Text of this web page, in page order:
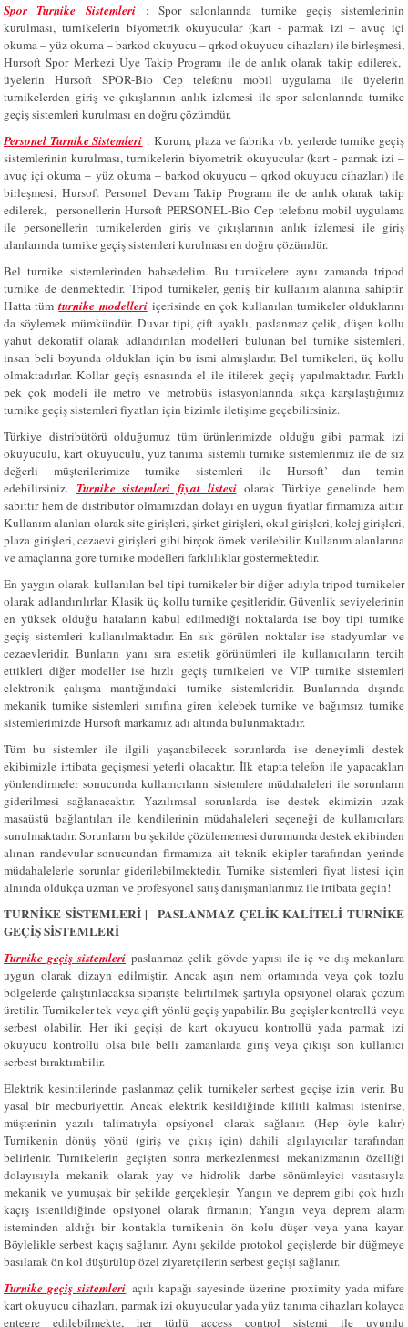
Spor Turnike Sistemleri: Spor salonlarında turnike geçiş sistemlerinin
kurulması, turnikelerin biyometrik okuyucular (kart - parmak izi – avuç içi
okuma – yüz okuma – barkod okuyucu – qrkod okuyucu cihazları) ile birleşmesi,
Hursoft Spor Merkezi Üye Takip Programı ile de anlık olarak takip edilerek,
üyelerin Hursoft SPOR-Bio Cep telefonu mobil uygulama ile üyelerin
turnikelerden giriş ve çıkışlarının anlık izlemesi ile spor salonlarında turnike
geçiş sistemleri kurulması en doğru çözümdür.
Personel Turnike Sistemleri : Kurum, plaza ve fabrika vb. yerlerde turnike geçiş
sistemlerinin kurulması, turnikelerin biyometrik okuyucular (kart - parmak izi –
avuç içi okuma – yüz okuma – barkod okuyucu – qrkod okuyucu cihazları) ile
birleşmesi, HursoftPersonelDevam Takip Programı ile de anlık olarak takip
edilerek, personellerin Hursoft PERSONEL-Bio Cep telefonu mobil uygulama
ile personellerin turnikelerden giriş ve çıkışlarının anlık izlemesi ile giriş
alanlarında turnike geçiş sistemleri kurulması en doğru çözümdür.
Bel turnike sistemlerinden bahsedelim. Bu turnikelere aynı zamanda tripod
turnike de denmektedir. Tripod turnikeler, geniş bir kullanım alanına sahiptir.
Hatta tümturnike modelleriiçerisinde en çok kullanılan turnikeler olduklarını
da söylemek mümkündür. Duvar tipi, çift ayaklı, paslanmaz çelik, düşen kollu
yahut dekoratif olarak adlandırılan modelleri bulunan bel turnike sistemleri,
insan beli boyunda oldukları için bu ismi almışlardır. Bel turnikeleri, üç kollu
olmaktadırlar. Kollar geçiş esnasında el ile itilerek geçiş yapılmaktadır. Farklı
pek çok modeli ile metro ve metrobüs istasyonlarında sıkça karşılaştığımız
turnike geçiş sistemleri fiyatları için bizimle iletişime geçebilirsiniz.
Türkiye distribütörü olduğumuz tüm ürünlerimizde olduğu gibi parmak izi
okuyuculu, kart okuyuculu, yüz tanıma sistemli turnike sistemlerimiz ile de siz
değerli müşterilerimize turnike sistemleri ile Hursoft’ dan temin
edebilirsiniz. Turnike sistemleri fiyat listesiolarak Türkiye genelinde hem
sabittir hem de distribütör olmamızdan dolayı en uygun fiyatlar firmamıza aittir.
Kullanım alanları olarak site girişleri, şirket girişleri, okul girişleri, kolej girişleri,
plaza girişleri, cezaevi girişleri gibi birçok örnek verilebilir. Kullanım alanlarına
ve amaçlarına göre turnike modelleri farklılıklar göstermektedir.
En yaygın olarak kullanılan bel tipi turnikeler bir diğer adıyla tripod turnikeler
olarak adlandırılırlar. Klasik üç kollu turnike çeşitleridir. Güvenlik seviyelerinin
en yüksek olduğu hataların kabul edilmediği noktalarda ise boy tipi turnike
geçiş sistemleri kullanılmaktadır. En sık görülen noktalar ise stadyumlar ve
cezaevleridir. Bunların yanı sıra estetik görünümleri ile kullanıcıların tercih
ettikleri diğer modeller ise hızlı geçiş turnikeleri ve VIP turnike sistemleri
elektronik çalışma mantığındaki turnike sistemleridir. Bunlarında dışında
mekanik turnike sistemleri sınıfına giren kelebek turnike ve bağımsız turnike
sistemlerimizde Hursoft markamız adı altında bulunmaktadır.
Tüm bu sistemler ile ilgili yaşanabilecek sorunlarda ise deneyimli destek
ekibimizle irtibata geçişmesi yeterli olacaktır. İlk etapta telefon ile yapacakları
yönlendirmeler sonucunda kullanıcıların sistemlere müdahaleleri ile sorunların
giderilmesi sağlanacaktır. Yazılımsal sorunlarda ise destek ekimizin uzak
masaüstü bağlantıları ile kendilerinin müdahaleleri seçeneği de kullanıcılara
sunulmaktadır. Sorunların bu şekilde çözülememesi durumunda destek ekibinden
alınan randevular sonucundan firmamıza ait teknik ekipler tarafından yerinde
müdahalelerle sorunlar giderilebilmektedir. Turnike sistemleri fiyat listesi için
alnında oldukça uzman ve profesyonel satış danışmanlarımız ile irtibata geçin!
TURNİKE SİSTEMLERİ | PASLANMAZ ÇELİK KALİTELİ TURNİKE
GEÇİŞ SİSTEMLERİ
Turnike geçiş sistemleri paslanmaz çelik gövde yapısı ile iç ve dış mekanlara
uygun olarak dizayn edilmiştir. Ancak aşırı nem ortamında veya çok tozlu
bölgelerde çalıştırılacaksa siparişte belirtilmek şartıyla opsiyonel olarak çözüm
üretilir. Turnikeler tek veya çift yönlü geçiş yapabilir. Bu geçişler kontrollü veya
serbest olabilir. Her iki geçişi de kart okuyucu kontrollü yada parmak izi
okuyucu kontrollü olsa bile belli zamanlarda giriş veya çıkışı son kullanıcı
serbest bıraktırabilir.
Elektrik kesintilerinde paslanmaz çelik turnikeler serbest geçişe izin verir. Bu
yasal bir mecburiyettir. Ancak elektrik kesildiğinde kilitli kalması istenirse,
müşterinin yazılı talimatıyla opsiyonel olarak sağlanır. (Hep öyle kalır)
Turnikenin dönüş yönü (giriş ve çıkış için) dahili algılayıcılar tarafından
belirlenir. Turnikelerin geçişten sonra merkezlenmesi mekanizmanın özelliği
dolayısıyla mekanik olarak yay ve hidrolik darbe sönümleyici vasıtasıyla
mekanik ve yumuşak bir şekilde gerçekleşir. Yangın ve deprem gibi çok hızlı
kaçış istenildiğinde opsiyonel olarak firmanın; Yangın veya deprem alarm
isteminden aldığı bir kontakla turnikenin ön kolu düşer veya yana kayar.
Böylelikle serbest kaçış sağlanır. Aynı şekilde protokol geçişlerde bir düğmeye
basılarak ön kol düşürülüp özel ziyaretçilerin serbest geçişi sağlanır.
Turnike geçiş sistemleri açılı kapağı sayesinde üzerine proximity yada mifare
kart okuyucu cihazları, parmak izi okuyucular yada yüz tanıma cihazları kolayca
entegre edilebilmekte, her türlü access control sistemi ile uyumlu